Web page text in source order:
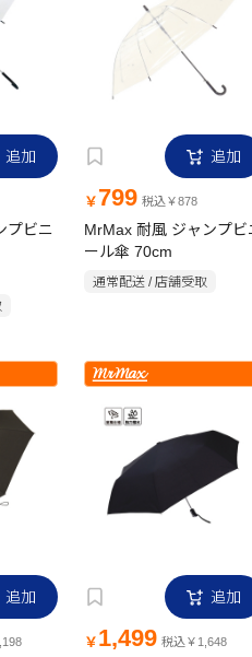
追加
プビニ
追加
￥ 799 税込￥878
MrMax 耐風 ジャンプビ
ール傘 70cm
通常配送 / 店舗受取
追加 追加
￥ 1,499 税込￥1,648